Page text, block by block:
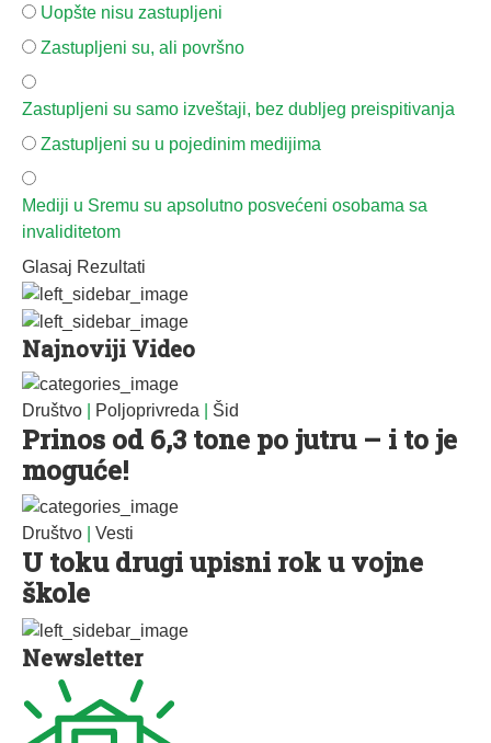
Uopšte nisu zastupljeni
Zastupljeni su, ali površno
Zastupljeni su samo izveštaji, bez dubljeg preispitivanja
Zastupljeni su u pojedinim medijima
Mediji u Sremu su apsolutno posvećeni osobama sa
invaliditetom
Glasaj Rezultati
Najnoviji Video
Društvo Poljoprivreda Šid
Prinos od 6,3 tone po jutru – i to je
moguće!
Društvo Vesti
U toku drugi upisni rok u vojne
škole
Newsletter